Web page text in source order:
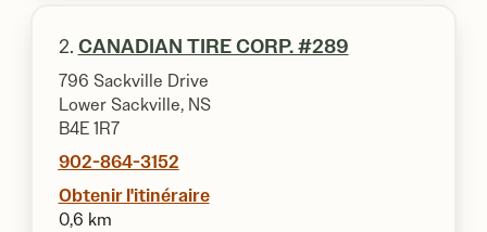
2. CANADIAN TIRE CORP. #289
796 Sackville Drive
Lower Sackville, NS
B4E 1R7
902-864-3152
Obtenir l'itinéraire
0,6 km